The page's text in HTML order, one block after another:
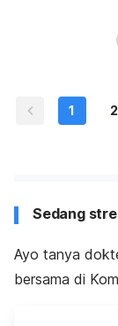
1 2
Sedang
Ayo tanya
bersama di